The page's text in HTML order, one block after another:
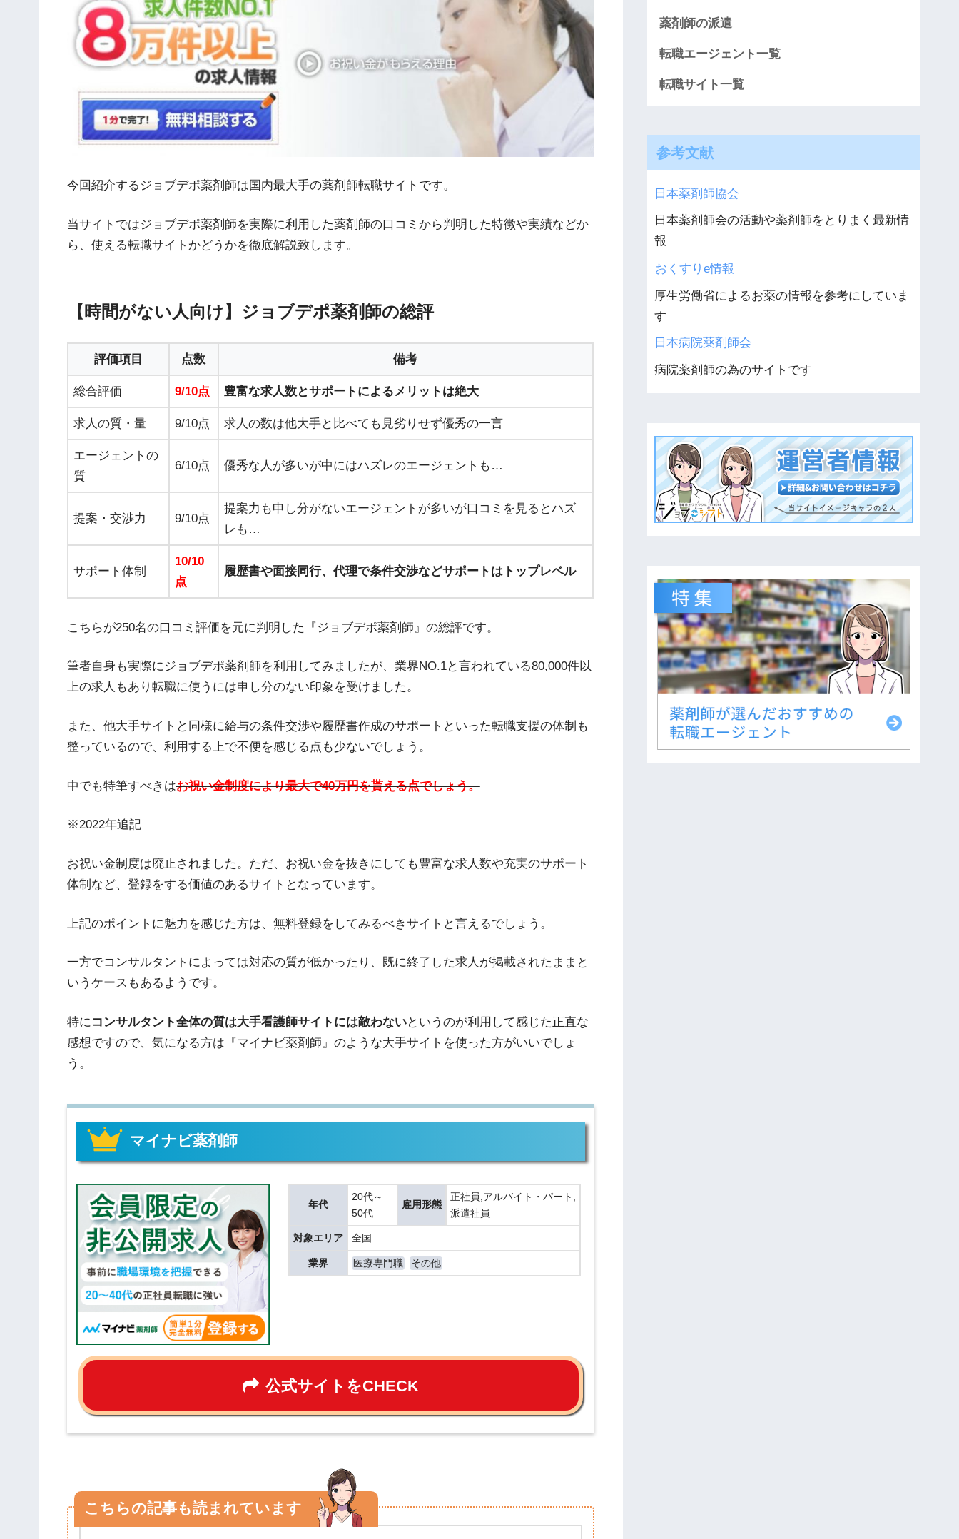
今回紹介するジョブデポ薬剤師は国内最大手の薬剤師転職サイトです。
当サイトではジョブデポ薬剤師を実際に利用した薬剤師の口コミから判明した特徴や実績などか
ら、使える転職サイトかどうかを徹底解説致します。
【時間がない人向け】ジョブデポ薬剤師の総評
評価項目 点数 備考
総合評価 9/10点 豊富な求人数とサポートによるメリットは絶大
求人の質・量 9/10点 求人の数は他大手と比べても見劣りせず優秀の一言
エージェントの
質
6/10点 優秀な人が多いが中にはハズレのエージェントも…
提案・交渉力 9/10点
提案力も申し分がないエージェントが多いが口コミを見るとハズ
レも…
サポート体制
10/10
点
履歴書や面接同行、代理で条件交渉などサポートはトップレベル
こちらが250名の口コミ評価を元に判明した『ジョブデポ薬剤師』の総評です。
筆者自身も実際にジョブデポ薬剤師を利用してみましたが、業界NO.1と言われている80,000件以
上の求人もあり転職に使うには申し分のない印象を受けました。
また、他大手サイトと同様に給与の条件交渉や履歴書作成のサポートといった転職支援の体制も
整っているので、利用する上で不便を感じる点も少ないでしょう。
中でも特筆すべきはお祝い金制度により最大で40万円を貰える点でしょう。
※2022年追記
お祝い金制度は廃止されました。ただ、お祝い金を抜きにしても豊富な求人数や充実のサポート
体制など、登録をする価値のあるサイトとなっています。
上記のポイントに魅力を感じた方は、無料登録をしてみるべきサイトと言えるでしょう。
一方でコンサルタントによっては対応の質が低かったり、既に終了した求人が掲載されたままと
いうケースもあるようです。
特にコンサルタント全体の質は大手看護師サイトには敵わないというのが利用して感じた正直な
感想ですので、気になる方は『マイナビ薬剤師』のような大手サイトを使った方がいいでしょ
う。
マイナビ薬剤師
年代
20代～
50代
雇用形態
正社員,アルバイト・パート,
派遣社員
対象エリア 全国
業界 医療専門職 その他
公式サイトをCHECK
こちらの記事も読まれています
薬剤師の派遣
転職エージェント一覧
転職サイト一覧
参考文献
日本薬剤師協会
日本薬剤師会の活動や薬剤師をとりまく最新情
報
おくすりe情報
厚生労働省によるお薬の情報を参考にしていま
す
日本病院薬剤師会
病院薬剤師の為のサイトです